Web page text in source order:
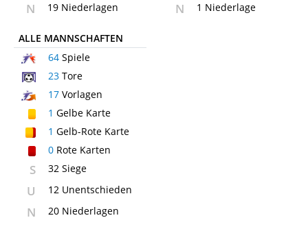
N 19 Niederlagen N 1 Niederlage
ALLE MANNSCHAFTEN
64 Spiele
23 Tore
17 Vorlagen
1 Gelbe Karte
1 Gelb-Rote Karte
0 Rote Karten
S 32 Siege
U 12 Unentschieden
N 20 Niederlagen